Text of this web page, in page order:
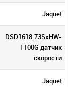
Jaquet
DSD1618.73SxHW-
F100G датчик
скорости
Jaquet